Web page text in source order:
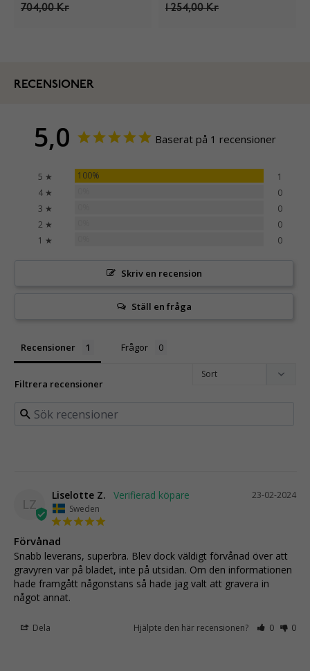
704,00 Kr 1 254,00 Kr
RECENSIONER
5,0 Baserat på 1 recensioner
5 ★ 100%
1
4 ★
0
3 ★
0
2 ★
0
1 ★
0
Skriv en recension
Ställ en fråga
Recensioner Frågor
Filtrera recensioner
LZ
23-02-2024
Liselotte Z.
Sweden
Förvånad
Snabb leverans, superbra. Blev dock väldigt förvånad över att
gravyren var på bladet, inte på utsidan. Om den informationen
hade framgått någonstans så hade jag valt att gravera in
något annat.
Dela Hjälpte den här recensionen? 0 0